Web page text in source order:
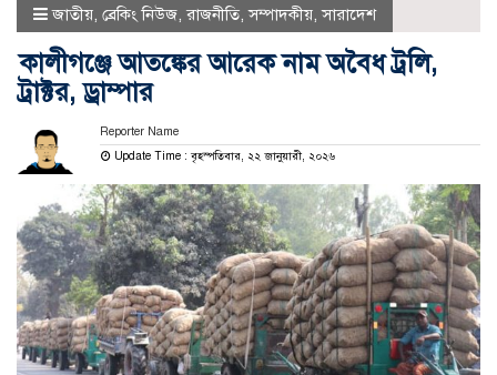
জাতীয়, ব্রেকিং নিউজ, রাজনীতি,সম্পাদকীয়,সারাদেশ
কালীগঞ্জে আতঙ্কের আরেক নাম অবৈধ ট্রলি,
ট্রাক্টর, ড্রাম্পার
Reporter Name
Update Time : বৃহস্পতিবার, ২২ জানুয়ারী, ২০২৬